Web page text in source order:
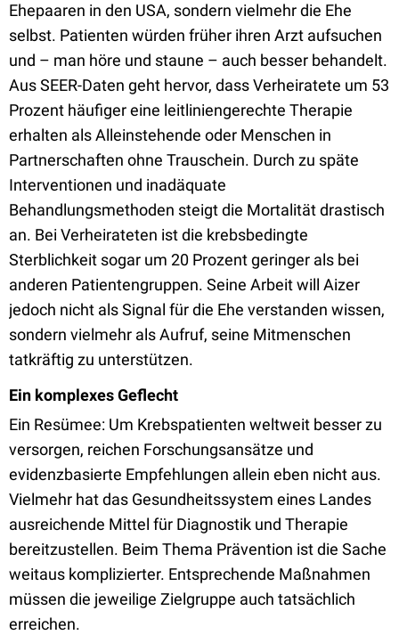
Ehepaaren in den USA, sondern vielmehr die Ehe
selbst. Patienten würden früher ihren Arzt aufsuchen
und – man höre und staune – auch besser behandelt.
Aus SEER-Daten geht hervor, dass Verheiratete um 53
Prozent häufiger eine leitliniengerechte Therapie
erhalten als Alleinstehende oder Menschen in
Partnerschaften ohne Trauschein. Durch zu späte
Interventionen und inadäquate
Behandlungsmethoden steigt die Mortalität drastisch
an. Bei Verheirateten ist die krebsbedingte
Sterblichkeit sogar um 20 Prozent geringer als bei
anderen Patientengruppen. Seine Arbeit will Aizer
jedoch nicht als Signal für die Ehe verstanden wissen,
sondern vielmehr als Aufruf, seine Mitmenschen
tatkräftig zu unterstützen.
Ein komplexes Geflecht
Ein Resümee: Um Krebspatienten weltweit besser zu
versorgen, reichen Forschungsansätze und
evidenzbasierte Empfehlungen allein eben nicht aus.
Vielmehr hat das Gesundheitssystem eines Landes
ausreichende Mittel für Diagnostik und Therapie
bereitzustellen. Beim Thema Prävention ist die Sache
weitaus komplizierter. Entsprechende Maßnahmen
müssen die jeweilige Zielgruppe auch tatsächlich
erreichen.